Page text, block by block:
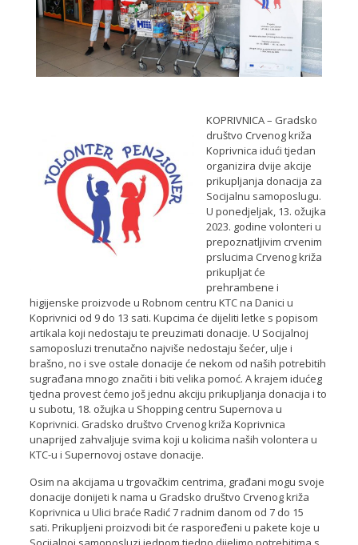
KOPRIVNICA – Gradsko
društvo Crvenog križa
Koprivnica idući tjedan
organizira dvije akcije
prikupljanja donacija za
Socijalnu samoposlugu.
U ponedjeljak, 13. ožujka
2023. godine volonteri u
prepoznatljivim crvenim
prslucima Crvenog križa
prikupljat će
prehrambene i
higijenske proizvode u Robnom centru KTC na Danici u
Koprivnici od 9 do 13 sati. Kupcima će dijeliti letke s popisom
artikala koji nedostaju te preuzimati donacije. U Socijalnoj
samoposluzi trenutačno najviše nedostaju šećer, ulje i
brašno, no i sve ostale donacije će nekom od naših potrebitih
sugrađana mnogo značiti i biti velika pomoć. A krajem idućeg
tjedna provest ćemo još jednu akciju prikupljanja donacija i to
u subotu, 18. ožujka u Shopping centru Supernova u
Koprivnici. Gradsko društvo Crvenog križa Koprivnica
unaprijed zahvaljuje svima koji u kolicima naših volontera u
KTC-u i Supernovoj ostave donacije.
Osim na akcijama u trgovačkim centrima, građani mogu svoje
donacije donijeti k nama u Gradsko društvo Crvenog križa
Koprivnica u Ulici braće Radić 7 radnim danom od 7 do 15
sati. Prikupljeni proizvodi bit će raspoređeni u pakete koje u